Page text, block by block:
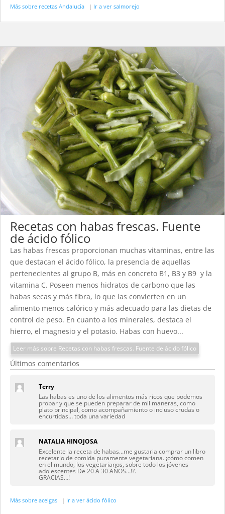
Más sobre recetas Andalucía | Ir a ver salmorejo
Recetas con habas frescas. Fuente
de ácido fólico
Las habas frescas proporcionan muchas vitaminas, entre las
que destacan el ácido fólico, la presencia de aquellas
pertenecientes al grupo B, más en concreto B1, B3 y B9 y la
vitamina C. Poseen menos hidratos de carbono que las
habas secas y más fibra, lo que las convierten en un
alimento menos calórico y más adecuado para las dietas de
control de peso. En cuanto a los minerales, destaca el
hierro, el magnesio y el potasio. Habas con huevo...
Leer más sobre Recetas con habas frescas. Fuente de ácido fólico
Últimos comentarios
Terry
Las habas es uno de los alimentos más ricos que podemos
probar y que se pueden preparar de mil maneras, como
plato principal, como acompañamiento o incluso crudas o
encurtidas… toda una variedad
NATALIA HINOJOSA
Excelente la receta de habas…me gustaria comprar un libro
recetario de comida puramente vegetariana. ¡cómo comen
en el mundo, los vegetarianos, sobre todo los jóvenes
adolescentes De 20 A 30 AÑOS…!?.
GRACIAS…!
Más sobre acelgas | Ir a ver ácido fólico